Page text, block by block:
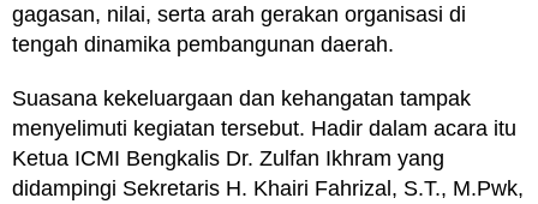
gagasan, nilai, serta arah gerakan organisasi di
tengah dinamika pembangunan daerah.
Suasana kekeluargaan dan kehangatan tampak
menyelimuti kegiatan tersebut. Hadir dalam acara itu
Ketua ICMI Bengkalis Dr. Zulfan Ikhram yang
didampingi Sekretaris H. Khairi Fahrizal, S.T., M.Pwk,